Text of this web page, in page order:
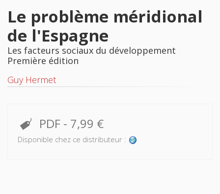
Le problème méridional
de l'Espagne
Les facteurs sociaux du développement
Première édition
Guy Hermet
PDF - 7,99 €
Disponible chez ce distributeur :